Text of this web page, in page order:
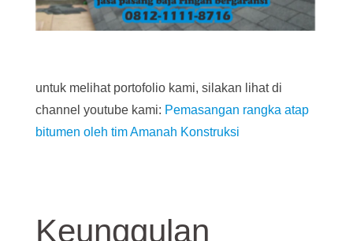
untuk melihat portofolio kami, silakan lihat di
channel youtube kami: Pemasangan rangka atap
bitumen oleh tim Amanah Konstruksi
Keunggulan